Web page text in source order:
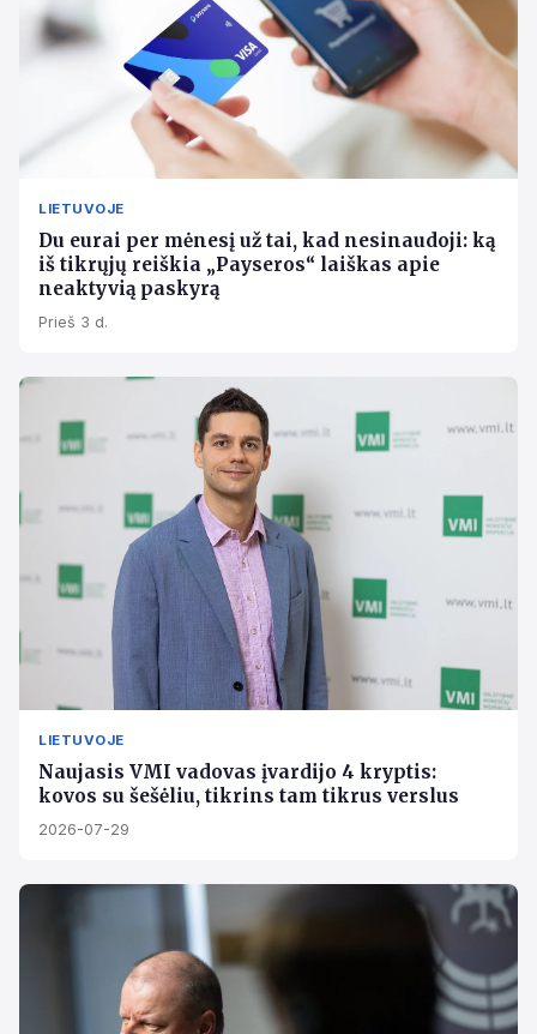
LIETUVOJE
Du eurai per mėnesį už tai, kad nesinaudoji: ką
iš tikrųjų reiškia „Payseros“ laiškas apie
neaktyvią paskyrą
Prieš 3 d.
LIETUVOJE
Naujasis VMI vadovas įvardijo 4 kryptis:
kovos su šešėliu, tikrins tam tikrus verslus
2026-07-29